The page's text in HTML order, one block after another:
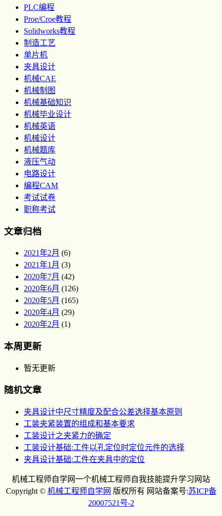
PLC编程
Proe/Croe教程
Solidworks教程
制造工艺
单片机
夹具设计
机械CAE
机械制图
机械基础知识
机械毕业设计
机械英语
机械设计
机械题库
液压气动
电路设计
编程CAM
考试试卷
职称考试
文章归档
2021年2月 (6)
2021年1月 (3)
2020年7月 (42)
2020年6月 (126)
2020年5月 (165)
2020年4月 (29)
2020年2月 (1)
本周更新
暂无更新
随机文章
夹具设计中尺寸精度及配合公差选择基本原则
工装夹紧装置的组成和基本要求
工装设计之夹紧力的确定
工装设计基础:工件以孔定位时定位元件的选择
夹具设计基础:工件在夹具中的定位
机械工程师自学网一个机械工程师自我技能提升学习网站
Copyright © 机械工程师自学网 版权所有 网站备案号:苏ICP备
20007521号-2